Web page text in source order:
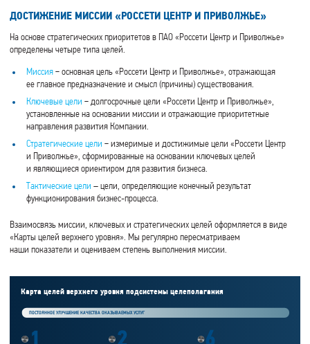
ДОСТИЖЕНИЕ МИССИИ «РОССЕТИ ЦЕНТР И ПРИВОЛЖЬЕ»
На основе стратегических приоритетов в ПАО «Россети Центр и Приволжье»
определены четыре типа целей.
Миссия − основная цель «Россети Центр и Приволжье», отражающая
ее главное предназначение и смысл (причины) существования.
Ключевые цели − долгосрочные цели «Россети Центр и Приволжье»,
установленные на основании миссии и отражающие приоритетные
направления развития Компании.
Стратегические цели − измеримые и достижимые цели «Россети Центр
и Приволжье», сформированные на основании ключевых целей
и являющиеся ориентиром для развития бизнеса.
Тактические цели – цели, определяющие конечный результат
функционирования бизнес-процесса.
Взаимосвязь миссии, ключевых и стратегических целей оформляется в виде
«Карты целей верхнего уровня». Мы регулярно пересматриваем
наши показатели и оцениваем степень выполнения миссии.
Карта целей верхнего уровня подсистемы целеполагания
ПОСТОЯННОЕ УЛУЧШЕНИЕ КАЧЕСТВА ОКАЗЫВАЕМЫХ УСЛУГ